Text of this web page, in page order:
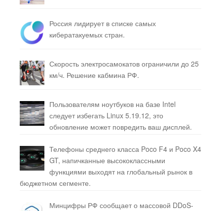
Россия лидирует в списке самых
кибератакуемых стран.
Скорость электросамокатов ограничили до 25
км/ч. Решение кабмина РФ.
Пользователям ноутбуков на базе Intel
следует избегать Linux 5.19.12, это
обновление может повредить ваш дисплей.
Телефоны среднего класса Poco F4 и Poco X4
GT, напичканные высококлассными
функциями выходят на глобальный рынок в
бюджетном сегменте.
Минцифры РФ сообщает о массовой DDoS-